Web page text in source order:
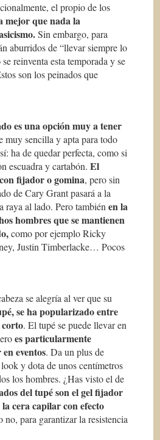
el propio de los
mejor que nada la
Sin embargo, para
aburridos de “llevar siempre lo
reinventa esta temporada y se
son los peinados que
es una opción muy a tener
muy sencilla y apta para todo
ha de quedar perfecta, como si
escuadra y cartabón.El
fijador o gomina, pero sin
de Cary Grant pasará a la
raya al lado. Pero tambiénen la
hombres que se mantienen
como por ejemplo Ricky
Justin Timberlacke… Pocos
se alegría al ver que su
se ha popularizado entre
corto. El tupé se puede llevar en
es particularmente
eventos. Da un plus de
y dota de unos centímetros
los hombres. ¿Has visto el de
del tupé son el gel fijador
cera capilar con efecto
no, para garantizar la resistencia